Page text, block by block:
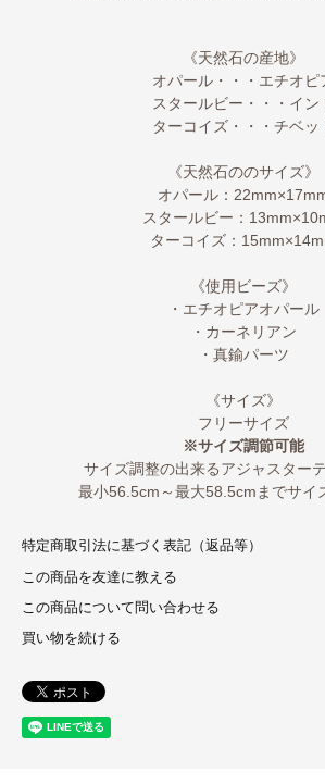
《天然石の産地》
オパール・・・エチオピ
スタールビー・・・イン
ターコイズ・・・チベッ
《天然石ののサイズ》
オパール：
スタールビー：
ターコイズ：
《使用ビーズ》
・エチオピアオパール
・カーネリアン
・真鍮パーツ
《サイズ》
フリーサイズ
※サイズ調節可能
サイズ調整の出来るアジャスターテ
最小56.5cm～最大58.5cmまでサイ
特定商取引法に基づく表記（返品等）
この商品を友達に教える
この商品について問い合わせる
買い物を続ける